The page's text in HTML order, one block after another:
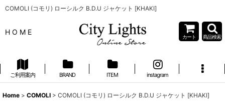
COMOLI (コモリ) ローシルク B.D.U ジャケット [KHAKI]
H O M E
カート 商品検索
ご利用案内 BRAND ITEM instagram
Home > COMOLI > COMOLI (コモリ) ローシルク B.D.U ジャケット [KHAKI]